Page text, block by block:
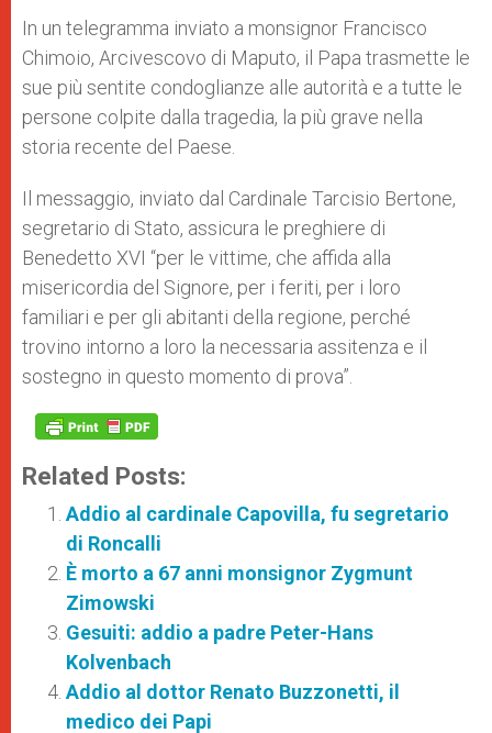
p
p
g
e
r
o
k
r
In un telegramma inviato a monsignor Francisco
Chimoio, Arcivescovo di Maputo, il Papa trasmette le
sue più sentite condoglianze alle autorità e a tutte le
persone colpite dalla tragedia, la più grave nella
storia recente del Paese.
Il messaggio, inviato dal Cardinale Tarcisio Bertone,
segretario di Stato, assicura le preghiere di
Benedetto XVI “per le vittime, che affida alla
misericordia del Signore, per i feriti, per i loro
familiari e per gli abitanti della regione, perché
trovino intorno a loro la necessaria assitenza e il
sostegno in questo momento di prova”.
Related Posts:
Addio al cardinale Capovilla, fu segretario
di Roncalli
È morto a 67 anni monsignor Zygmunt
Zimowski
Gesuiti: addio a padre Peter-Hans
Kolvenbach
Addio al dottor Renato Buzzonetti, il
medico dei Papi